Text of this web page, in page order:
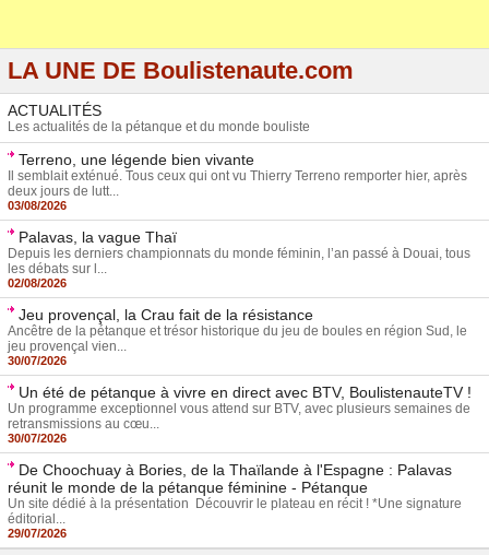
LA UNE DE Boulistenaute.com
ACTUALITÉS
Les actualités de la pétanque et du monde bouliste
Terreno, une légende bien vivante
Il semblait exténué. Tous ceux qui ont vu Thierry Terreno remporter hier, après
deux jours de lutt...
03/08/2026
Palavas, la vague Thaï
Depuis les derniers championnats du monde féminin, l’an passé à Douai, tous
les débats sur l...
02/08/2026
Jeu provençal, la Crau fait de la résistance
Ancêtre de la pétanque et trésor historique du jeu de boules en région Sud, le
jeu provençal vien...
30/07/2026
Un été de pétanque à vivre en direct avec BTV, BoulistenauteTV !
Un programme exceptionnel vous attend sur BTV, avec plusieurs semaines de
retransmissions au cœu...
30/07/2026
De Choochuay à Bories, de la Thaïlande à l'Espagne : Palavas
réunit le monde de la pétanque féminine - Pétanque
Un site dédié à la présentation Découvrir le plateau en récit ! *Une signature
éditorial...
29/07/2026